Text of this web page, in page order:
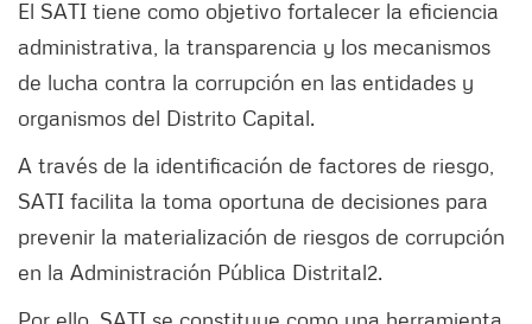
El SATI tiene como objetivo fortalecer la eficiencia
administrativa, la transparencia y los mecanismos
de lucha contra la corrupción en las entidades y
organismos del Distrito Capital.
A través de la identificación de factores de riesgo,
SATI facilita la toma oportuna de decisiones para
prevenir la materialización de riesgos de corrupción
en la Administración Pública Distrital2.